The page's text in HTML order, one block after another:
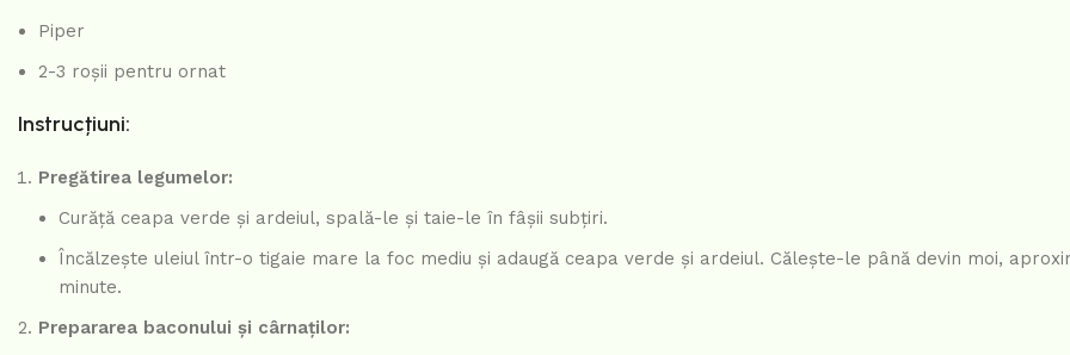
Piper
2-3 roșii pentru ornat
Instrucțiuni:
Pregătirea legumelor:
Curăță ceapa verde și ardeiul, spală-le și taie-le în fâșii subțiri.
Încălzește uleiul într-o tigaie mare la foc mediu și adaugă ceapa verde și ardeiul. Călește-le până devin moi,
minute.
Prepararea baconului și cârnaților: